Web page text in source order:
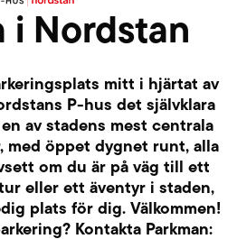
i Nordstan
mitt i hjärtat av
P-hus det självklara
av stadens mest centrala
med öppet dygnet runt, alla
om du är på väg till ett
eller ett äventyr i staden,
plats för dig. Välkommen!
Kontakta Parkman: